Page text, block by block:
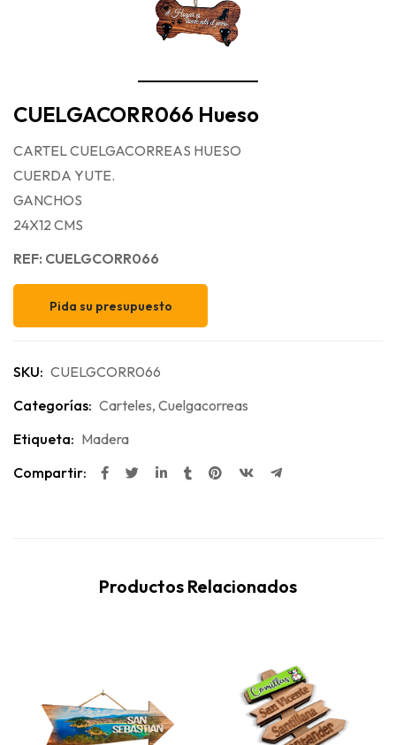
CUELGACORR066 Hueso
CARTEL CUELGACORREAS HUESO
CUERDA YUTE.
GANCHOS
24X12 CMS
REF: CUELGCORR066
Pida su presupuesto
SKU: CUELGCORR066
Categorías: Carteles, Cuelgacorreas
Etiqueta: Madera
Compartir:
Productos Relacionados